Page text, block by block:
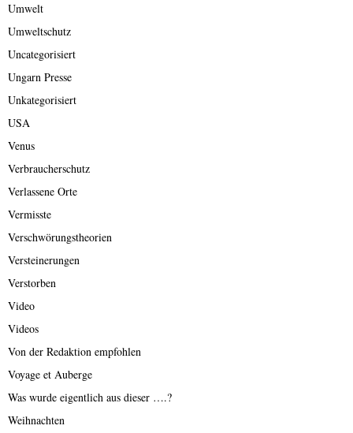
Umwelt
Umweltschutz
Uncategorisiert
Ungarn Presse
Unkategorisiert
USA
Venus
Verbraucherschutz
Verlassene Orte
Vermisste
Verschwörungstheorien
Versteinerungen
Verstorben
Video
Videos
Von der Redaktion empfohlen
Voyage et Auberge
Was wurde eigentlich aus dieser ….?
Weihnachten